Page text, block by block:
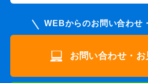
WEBからのお問い合わせ
お問い合わせ・お